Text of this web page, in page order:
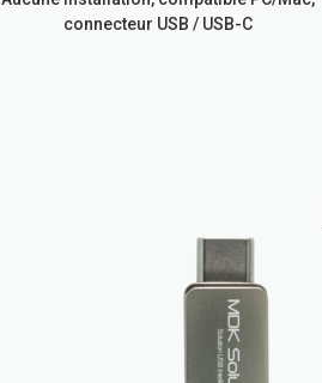
connecteur USB / USB-C